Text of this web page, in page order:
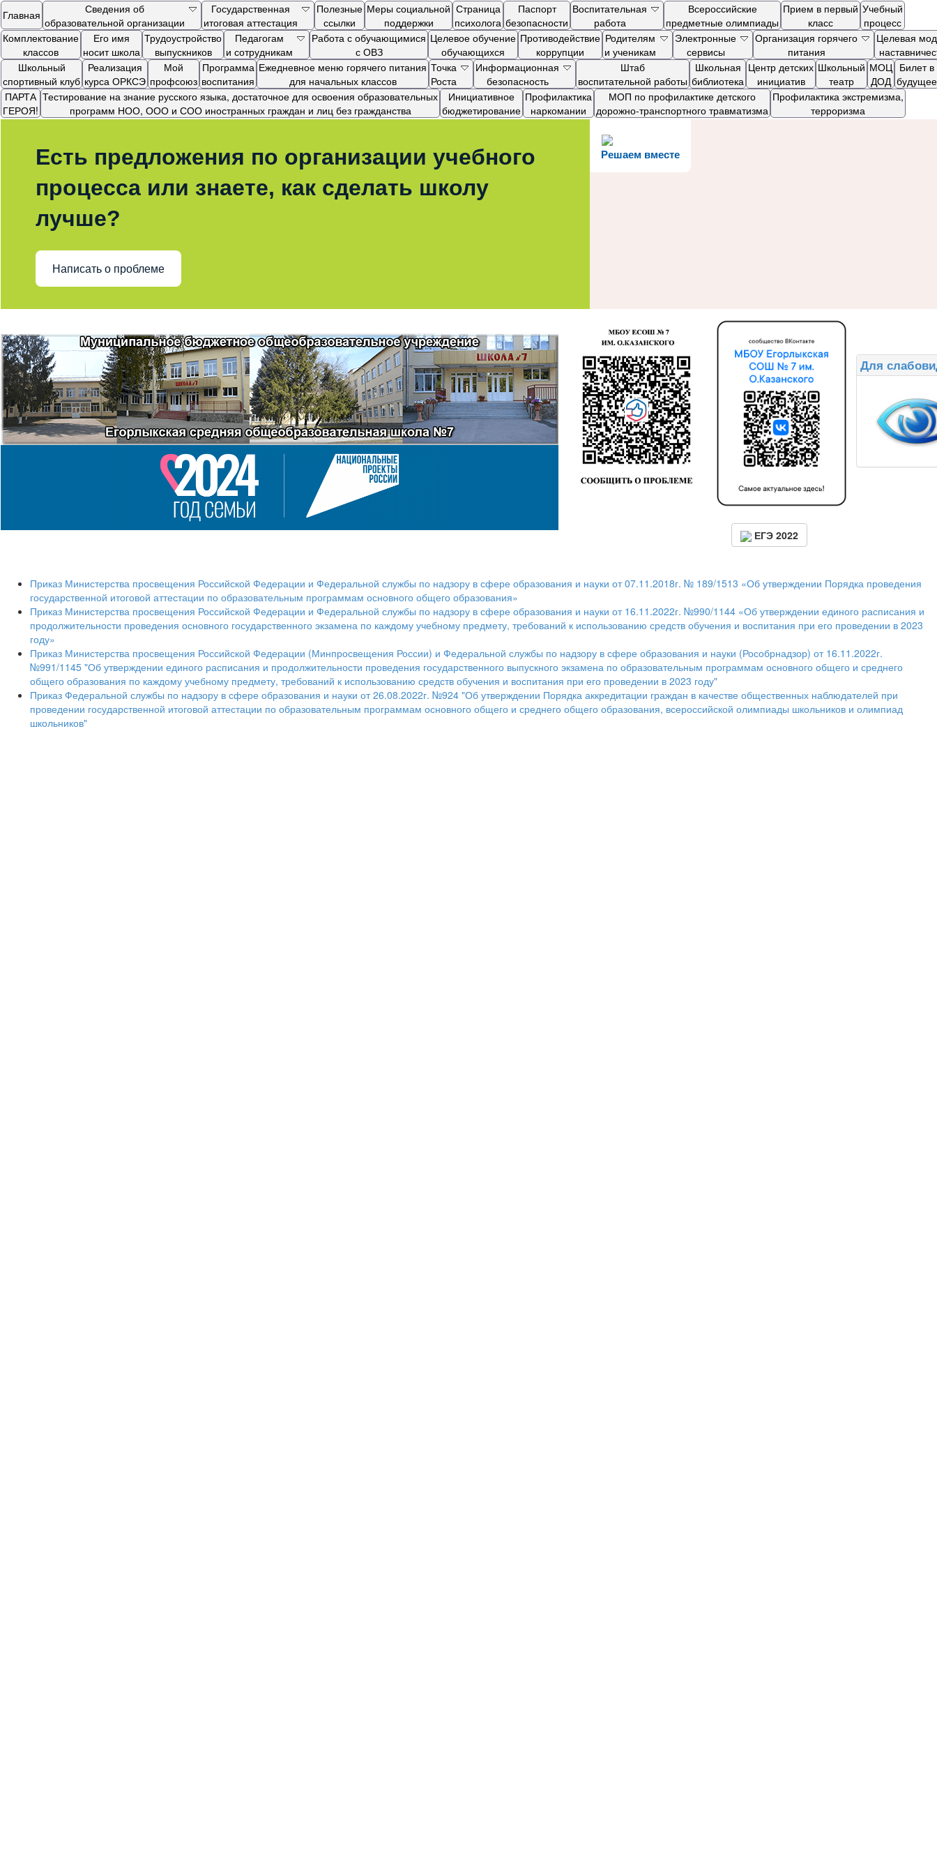
Главная
Сведения об
образовательной организации
Государственная
итоговая аттестация
Полезные
ссылки
Меры социальной
поддержки
Страница
психолога
Паспорт
безопасности
Воспитательная
работа
Всероссийские
предметные олимпиады
Прием в первый
класс
Учебный
процесс
Комплектование
классов
Его имя
носит школа
Трудоустройство
выпускников
Педагогам
и сотрудникам
Работа с обучающимися
с ОВЗ
Целевое обучение
обучающихся
Противодействие
коррупции
Родителям
и ученикам
Электронные
сервисы
Организация горячего
питания
Целевая
Школьный
спортивный клуб
Реализация
курса ОРКСЭ
Мой
профсоюз
Программа
воспитания
Ежедневное меню горячего питания
для начальных классов
Точка
Роста
Информационная
безопасность
Штаб
воспитательной работы
Школьная
библиотека
Центр детских
инициатив
Школьный
театр
МОЦ
ДОД
Билет в
будущее
ПАРТА
ГЕРОЯ!
Тестирование на знание русского языка, достаточное для освоения образовательных
программ НОО, ООО и СОО иностранных граждан и лиц без гражданства
Инициативное
бюджетирование
Профилактика
наркомании
МОП по профилактике детского
дорожно-транспортного травматизма
Профилактика экстремизма,
терроризма
Решаем вместе
Есть предложения по организации учебного
процесса или знаете, как сделать школу
лучше?
Написать о проблеме
Для
ЕГЭ 2022
Приказ Министерства просвещения Российской Федерации и Федеральной службы по надзору в сфере образования и науки от 07.11.2018г. № 189/1513 «Об утверждении Порядка проведения
государственной итоговой аттестации по образовательным программам основного общего образования»
Приказ Министерства просвещения Российской Федерации и Федеральной службы по надзору в сфере образования и науки от 16.11.2022г. №990/1144 «Об утверждении единого расписания и
продолжительности проведения основного государственного экзамена по каждому учебному предмету, требований к использованию средств обучения и воспитания при его проведении в 2023
году»
Приказ Министерства просвещения Российской Федерации (Минпросвещения России) и Федеральной службы по надзору в сфере образования и науки (Рособрнадзор) от 16.11.2022г.
№991/1145 "Об утверждении единого расписания и продолжительности проведения государственного выпускного экзамена по образовательным программам основного общего и среднего
общего образования по каждому учебному предмету, требований к использованию средств обучения и воспитания при его проведении в 2023 году"
Приказ Федеральной службы по надзору в сфере образования и науки от 26.08.2022г. №924 "Об утверждении Порядка аккредитации граждан в качестве общественных наблюдателей при
проведении государственной итоговой аттестации по образовательным программам основного общего и среднего общего образования, всероссийской олимпиады школьников и олимпиад
школьников"